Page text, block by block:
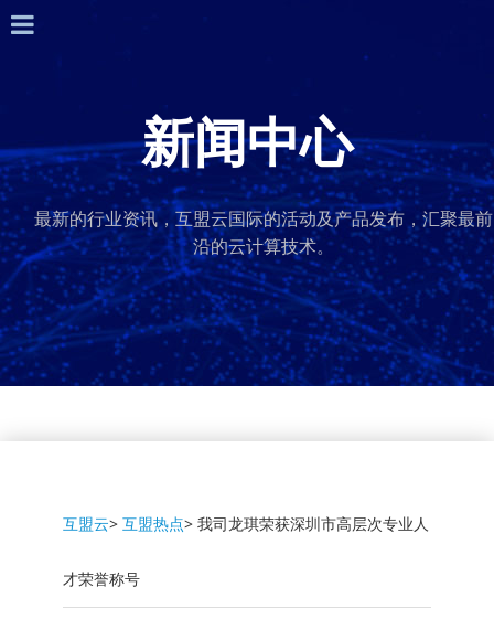
新闻中心
最新的行业资讯，互盟云国际的活动及产品发布，汇聚最前
沿的云计算技术。
互盟云> 互盟热点>我司龙琪荣获深圳市高层次专业人
才荣誉称号